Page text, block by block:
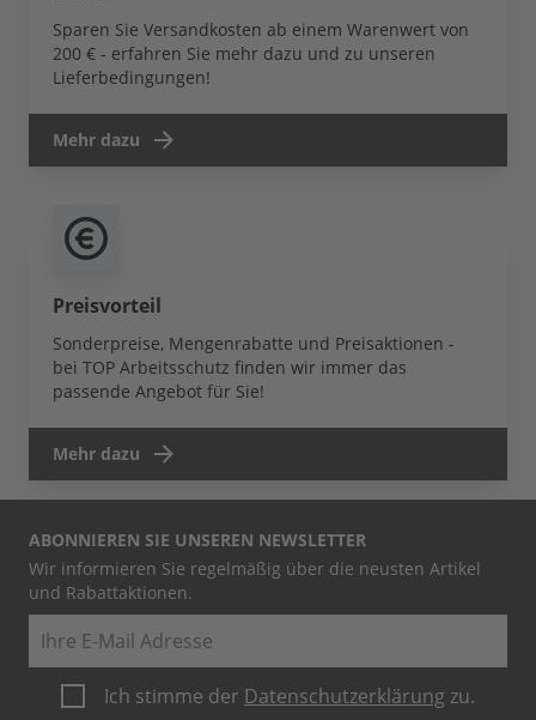
Sparen Sie Versandkosten ab einem Warenwert von
200 € - erfahren Sie mehr dazu und zu unseren
Lieferbedingungen!
Mehr dazu
Preisvorteil
Sonderpreise, Mengenrabatte und Preisaktionen -
bei TOP Arbeitsschutz finden wir immer das
passende Angebot für Sie!
Mehr dazu
ABONNIEREN SIE UNSEREN NEWSLETTER
Wir informieren Sie regelmäßig über die neusten Artikel
und Rabattaktionen.
Ich stimme der Datenschutzerklärung zu.